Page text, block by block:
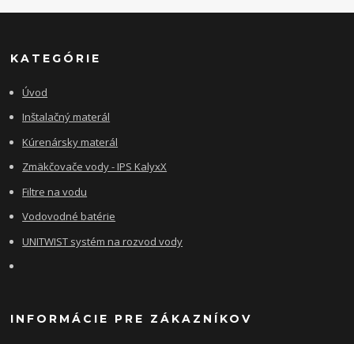
KATEGÓRIE
Úvod
Inštalačný materál
Kúrenársky materál
Zmäkčovače vody - IPS KalyxX
Filtre na vodu
Vodovodné batérie
UNITWIST systém na rozvod vody
INFORMÁCIE PRE ZÁKAZNÍKOV